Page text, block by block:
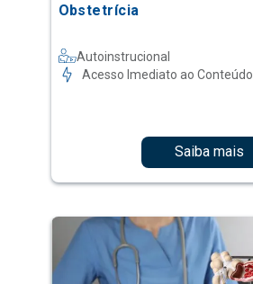
Obstetrícia
Autoinstrucional
Acesso Imediato ao Conteúdo
Saiba mais